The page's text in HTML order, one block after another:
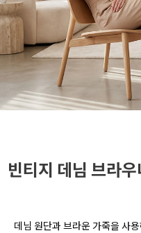
빈티지 데님 브라
데님 원단과 브라운 가죽을 사